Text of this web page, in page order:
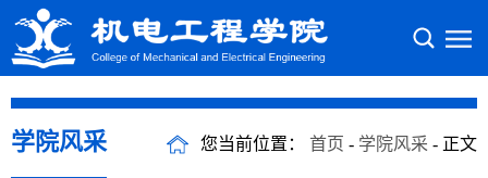
学院风采 您当前位置： 首页 - 学院风采 - 正文